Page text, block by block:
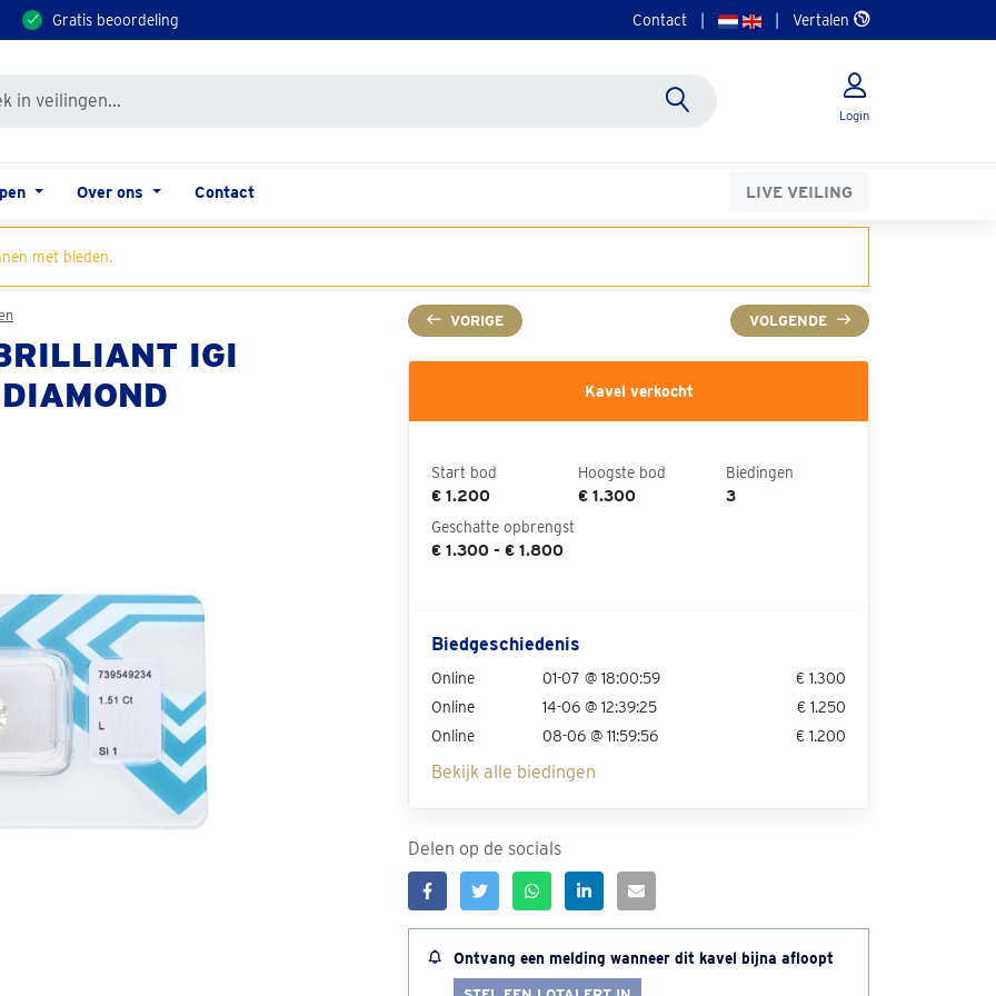
Gratis beoordeling Contact Vertalen
Login
Over ons Contact LIVE VEILING
met bieden.
VORIGE VOLGENDE
IGI
Kavel verkocht
Start bod
€ 1.200
Hoogste bod
€ 1.300
Biedingen
3
Geschatte opbrengst
€ 1.300 - € 1.800
Biedgeschiedenis
Online 01-07 @ 18:00:59
€ 1.300
Online
14-06 @ 12:39:25
€ 1.250
Online
08-06 @ 11:59:56 € 1.200
Bekijk alle biedingen
Delen op de socials
Ontvang een melding wanneer dit kavel bijna afloopt